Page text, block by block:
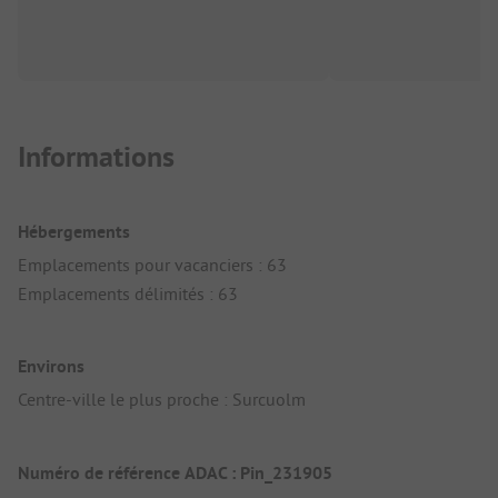
Informations
Hébergements
Emplacements pour vacanciers : 63
Emplacements délimités : 63
Environs
Centre-ville le plus proche : Surcuolm
Numéro de référence ADAC : Pin_231905